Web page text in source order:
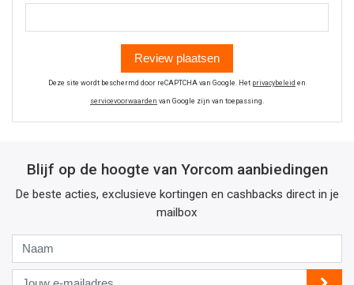
Review plaatsen
Deze site wordt beschermd door reCAPTCHA van Google. Het privacybeleid en
servicevoorwaarden van Google zijn van toepassing.
Blijf op de hoogte van Yorcom aanbiedingen
De beste acties, exclusieve kortingen en cashbacks direct in je
mailbox
Jouw